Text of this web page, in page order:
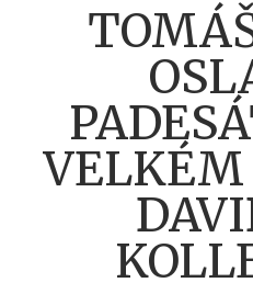
VELKÉM